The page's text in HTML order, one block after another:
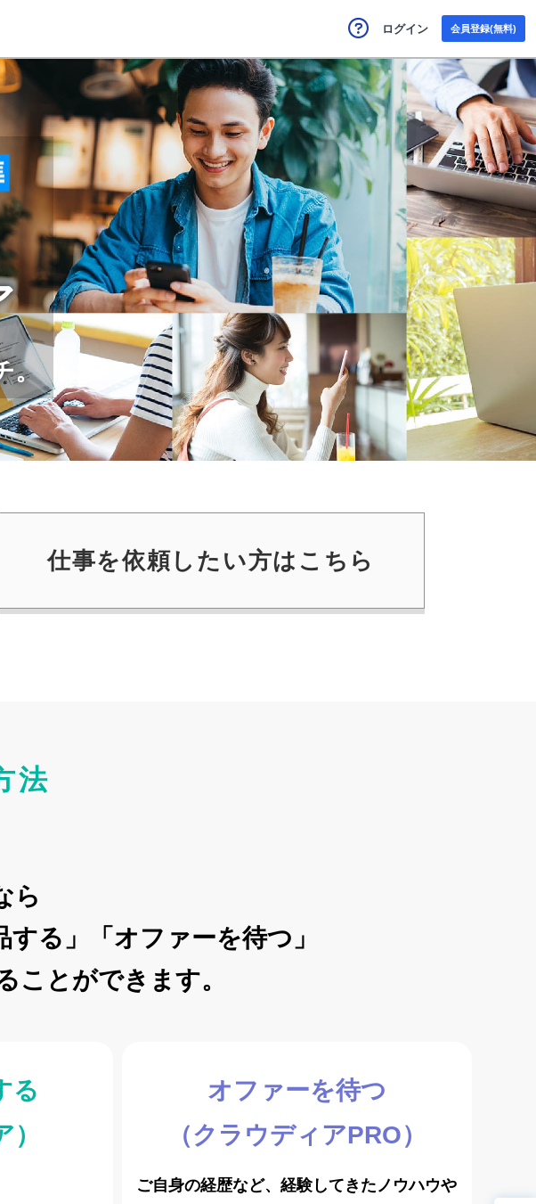
ログイン 会員登録(無料)
。
仕事を依頼したい方はこちら
法
ら
する」
「オファーを待つ」
ことができます。
る
オファーを待つ
（クラウディアPRO）
ご自身の経歴など、経験してきたノウハウや